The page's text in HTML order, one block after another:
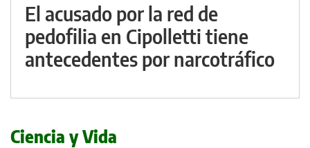
El acusado por la red de
pedofilia en Cipolletti tiene
antecedentes por narcotráfico
Ciencia y Vida